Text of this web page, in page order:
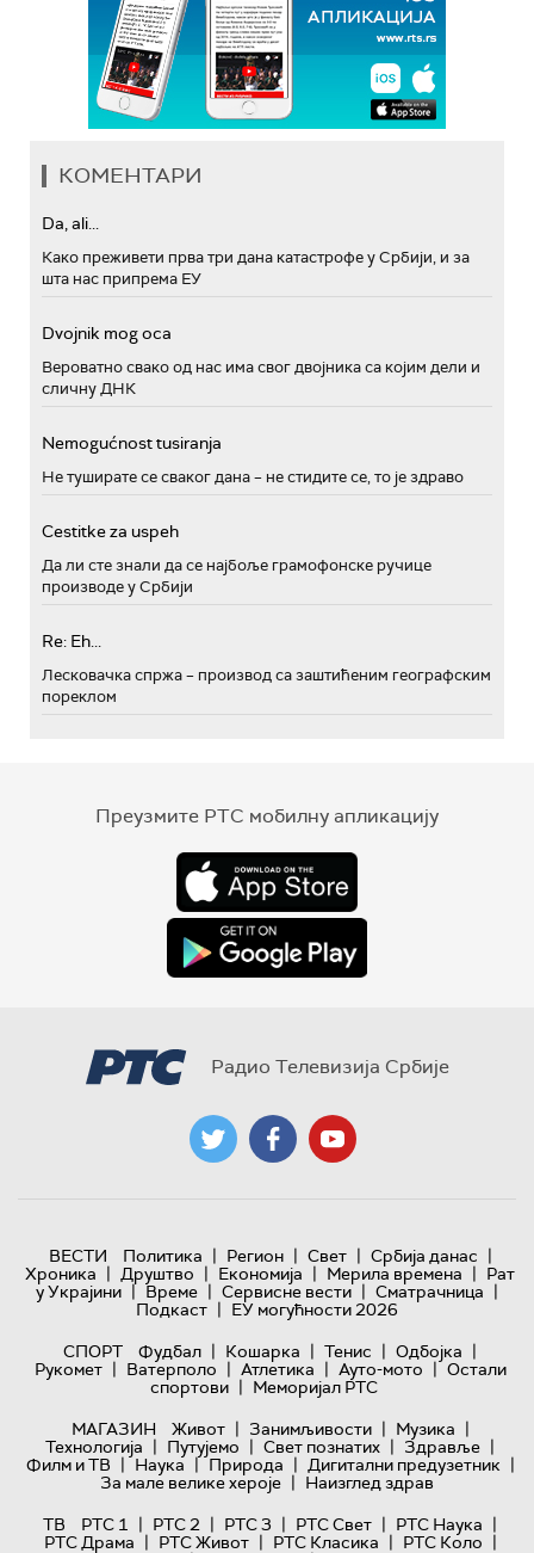
КОМЕНТАРИ
Da, ali...
Како преживети прва три дана катастрофе у Србији, и за
шта нас припрема ЕУ
Dvojnik mog oca
Вероватно свако од нас има свог двојника са којим дели и
сличну ДНК
Nemogućnost tusiranja
Не туширате се сваког дана – не стидите се, то је здраво
Cestitke za uspeh
Да ли сте знали да се најбоље грамофонске ручице
производе у Србији
Re: Eh...
Лесковачка спржа – производ са заштићеним географским
пореклом
Преузмите РТС мобилну апликацију
Радио Телевизија Србије
ВЕСТИ Политика | Регион | Свет | Србија данас |
Хроника | Друштво | Економија | Мерила времена | Рат
у Украјини | Време | Сервисне вести | Сматрачница |
Подкаст | ЕУ могућности 2026
СПОРТ
Фудбал | Кошарка | Тенис | Одбојка |
Рукомет | Ватерполо | Атлетика | Ауто-мото | Остали
спортови | Меморијал РТС
МАГАЗИН
Живот | Занимљивости | Музика |
Технологијa | Путујемо | Свет познатих | Здравље |
Филм и ТВ | Наука | Природа | Дигитални предузетник |
За мале велике хероје | Наизглед здрав
ТВ
РТС 1 | РТС 2 | РТС 3 | РТС Свет | РТС Наука |
РТС Драма | РТС Живот | РТС Класика | РТС Коло |